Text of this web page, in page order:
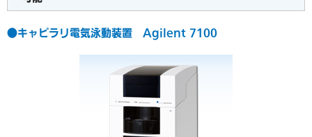
●キャピラリ電気泳動装置 Agilent 7100